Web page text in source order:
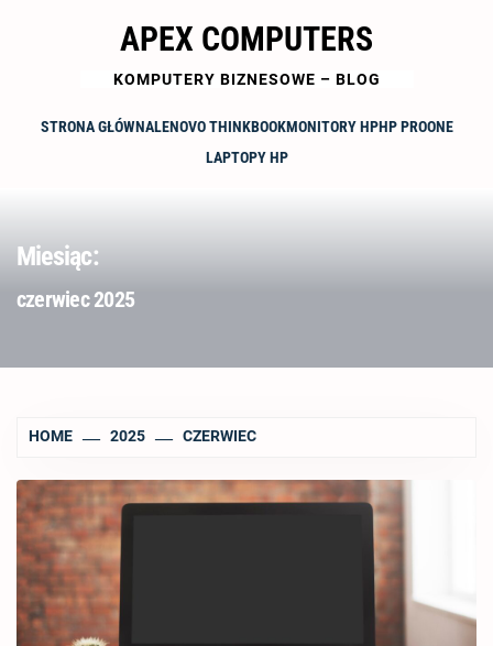
APEX COMPUTERS
KOMPUTERY BIZNESOWE – BLOG
STRONA GŁÓWNALENOVO THINKBOOKMONITORY HPHP PROONE
LAPTOPY HP
Miesiąc:
czerwiec 2025
HOME 2025 CZERWIEC